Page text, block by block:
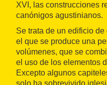
XVI, las construcciones
canónigos agustinianos.
Se trata de un edificio de
el que se produce una
volúmenes, que se
el uso de los elementos
Excepto algunos
solo ha sobrevivido